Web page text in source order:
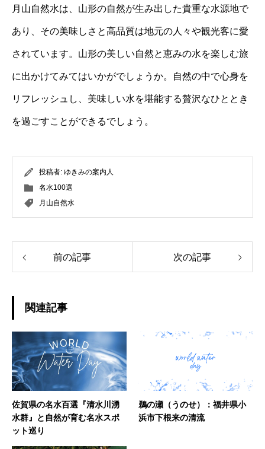
月山自然水は、山形の自然が生み出した貴重な水源地で
あり、その美味しさと高品質は地元の人々や観光客に愛
されています。山形の美しい自然と恵みの水を楽しむ旅
に出かけてみてはいかがでしょうか。自然の中で心身を
リフレッシュし、美味しい水を堪能する贅沢なひととき
を過ごすことができるでしょう。
投稿者: ゆきみの案内人
名水100選
月山自然水
前の記事 次の記事
関連記事
佐賀県の名水百選『清水川湧
水群』と自然が育む名水スポ
ット巡り
鵜の瀬（うのせ）：福井県小
浜市下根来の清流